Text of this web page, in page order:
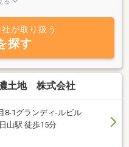
予約下さい。
が取り扱う
探す
土地 株式会社
8-1グランディ-ルビル
山駅 徒歩15分